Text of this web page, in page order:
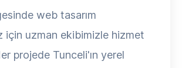
web tasarım
için uzman ekibimizle hizmet
projede Tunceli'ın yerel